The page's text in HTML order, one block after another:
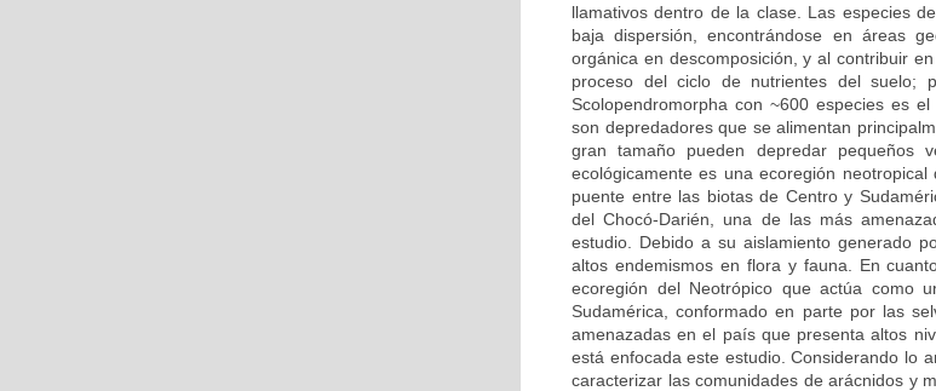
llamativos dentro de la clase. Las especies
baja dispersión, encontrándose en áreas
orgánica en descomposición, y al contribuir
proceso del ciclo de nutrientes del suelo;
Scolopendromorpha con ~600 especies es
son depredadores que se alimentan
gran tamaño pueden depredar pequeños
ecológicamente es una ecoregión
puente entre las biotas de Centro y
del Chocó-Darién, una de las más
estudio. Debido a su aislamiento generado
altos endemismos en flora y fauna. En
ecoregión del Neotrópico que actúa como
Sudamérica, conformado en parte por las
amenazadas en el país que presenta altos
está enfocada este estudio. Considerando lo
caracterizar las comunidades de arácnidos y